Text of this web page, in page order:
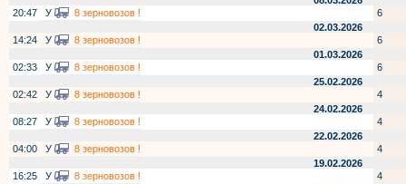
20:47
У 8 зерновозов !
6
02.03.2026
14:24
У 8 зерновозов !
6
01.03.2026
02:33
У 8 зерновозов !
6
25.02.2026
02:42
У 8 зерновозов !
4
24.02.2026
08:27
У 8 зерновозов !
4
22.02.2026
04:00
У 8 зерновозов !
4
19.02.2026
16:25
У 8 зерновозов !
4